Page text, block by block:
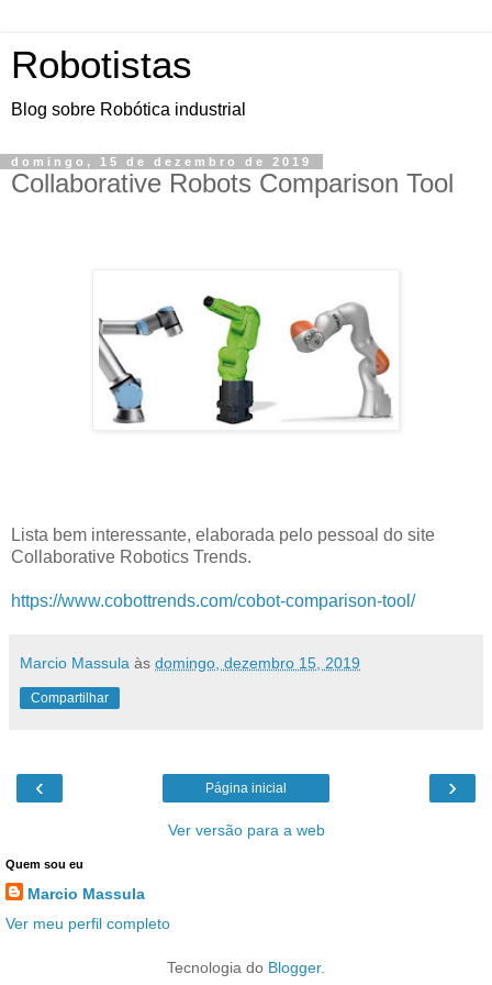
Robotistas
Blog sobre Robótica industrial
domingo, 15 de dezembro de 2019
Collaborative Robots Comparison Tool
Lista bem interessante, elaborada pelo pessoal do site
Collaborative Robotics Trends.
https://www.cobottrends.com/cobot-comparison-tool/
Marcio Massula às domingo, dezembro 15, 2019
Compartilhar
‹ ›
Página inicial
Ver versão para a web
Quem sou eu
Marcio Massula
Ver meu perfil completo
Tecnologia do Blogger.